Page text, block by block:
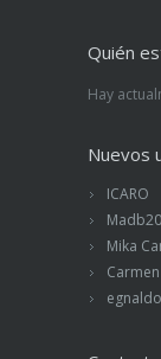
Quién
Hay
Nuevos
ICARO
Mika